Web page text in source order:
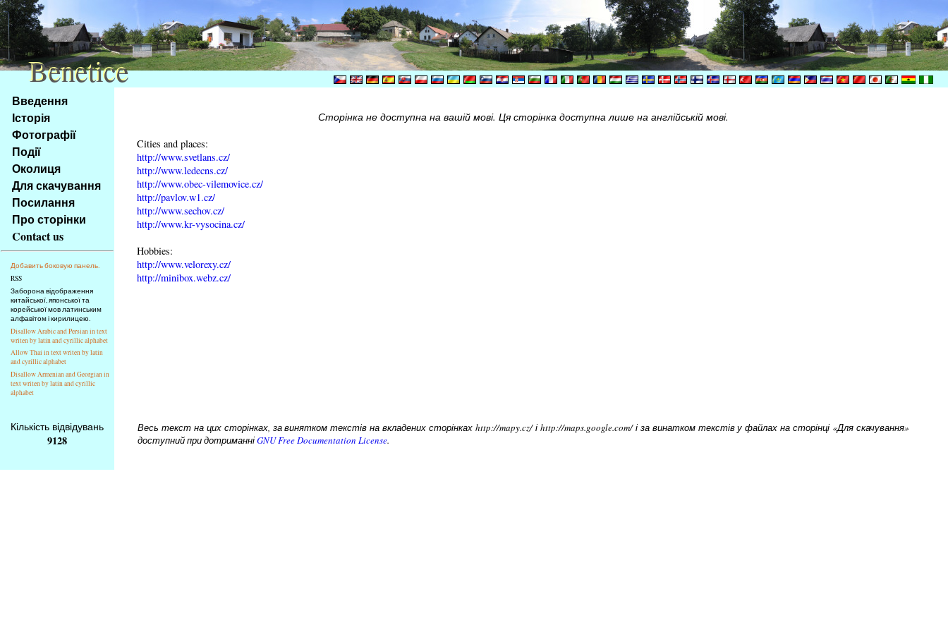
Na
obsah
stránky
Klávesové
zkratky
tomto
webu
základní
Hlavní
strana
Введення
Історія
Фотографії
Події
Околиця
Для скачування
Посилання
Про сторінки
Contact us
Добавить боковую панель.
RSS
Заборона відображення
китайської, японської та
корейської мов латинським
алфавітом і кирилицею.
Disallow Arabic and Persian in text
writen by latin and cyrillic alphabet
Allow Thai in text writen by latin
and cyrillic alphabet
Disallow Armenian and Georgian in
text writen by latin and cyrillic
alphabet
Сторінка не доступна на вашій мові. Ця сторінка доступна лише на англійській мові.
Cities and places:
http://www.svetlans.cz/
http://www.ledecns.cz/
http://www.obec-vilemovice.cz/
http://pavlov.w1.cz/
http://www.sechov.cz/
http://www.kr-vysocina.cz/
Hobbies:
http://www.velorexy.cz/
http://minibox.webz.cz/
Кількість відвідувань
9128
Весь текст на цих сторінках, за винятком текстів на вкладених сторінках http://mapy.cz/ і http://maps.google.com/ і за винатком текстів у файлах на сторінці «Для скачування»
доступний при дотриманніGNU Free Documentation License.
Benetice
Benetice